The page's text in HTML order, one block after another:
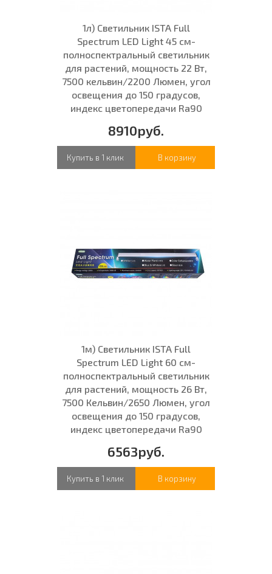
1л) Светильник ISTA Full
Spectrum LED Light 45 см-
полноспектральный светильник
для растений, мощность 22 Вт,
7500 кельвин/2200 Люмен, угол
освещения до 150 градусов,
индекс цветопередачи Ra90
8910руб.
Купить в 1 клик В корзину
1м) Светильник ISTA Full
Spectrum LED Light 60 см-
полноспектральный светильник
для растений, мощность 26 Вт,
7500 Кельвин/2650 Люмен, угол
освещения до 150 градусов,
индекс цветопередачи Ra90
6563руб.
Купить в 1 клик В корзину